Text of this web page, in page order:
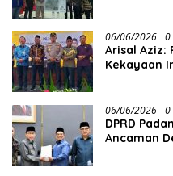
06/06/2026 0
Arisal Aziz:
Kekayaan
06/06/2026 0
DPRD
Ancaman